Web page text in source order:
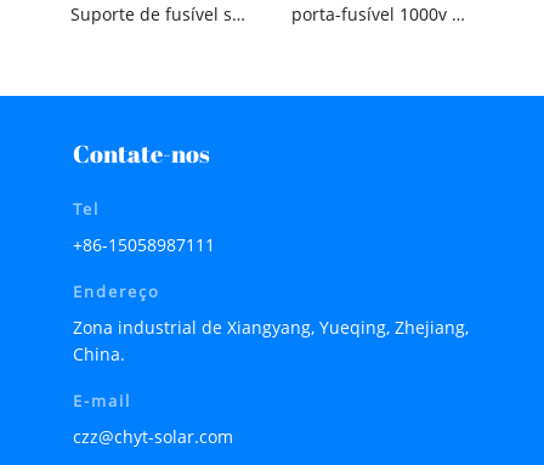
Suporte de fusível solar DC Pv porta-fusível 1000v DC 1p
Contate-nos
Tel
+86-15058987111
Endereço
Zona industrial de Xiangyang, Yueqing, Zhejiang,
China.
E-mail
czz@chyt-solar.com